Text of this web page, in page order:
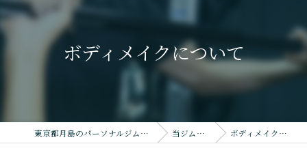
ボディメイクについて
東京都月島のパーソナルジムならLIT FIT 当ジムの特徴 ボディメイクについて